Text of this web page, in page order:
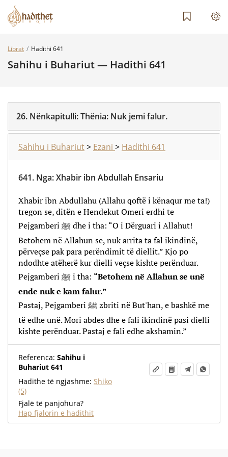
Librat Hadithi 641
Sahihu i Buhariut — Hadithi 641
26. Nënkapitulli:Thënia: Nuk jemi falur.
Sahihu i Buhariut> Ezani > Hadithi 641
641. Nga:Xhabir ibn Abdullah Ensariu
Xhabir ibn Abdullahu (Allahu qoftë i kënaqur me ta!)
tregon se, ditën e Hendekut Omeri erdhi te
Pejgamberi ﷺ dhe i tha: “O i Dërguari i Allahut!
Betohem në Allahun se, nuk arrita ta fal ikindinë,
përveçse pak para perëndimit të diellit.” Kjo po
ndodhte atëherë kur dielli veçse kishte perënduar.
Pejgamberi ﷺ i tha: “Betohem në Allahun se unë
ende nuk e kam falur.”
Pastaj, Pejgamberi ﷺ zbriti në But'han, e bashkë me
të edhe unë. Mori abdes dhe e fali ikindinë pasi dielli
kishte perënduar. Pastaj e fali edhe akshamin.”
Referenca: Sahihu i
Buhariut 641
Hadithe të ngjashme: Shiko
(5)
Fjalë të panjohura?
Hap fjalorin e hadithit